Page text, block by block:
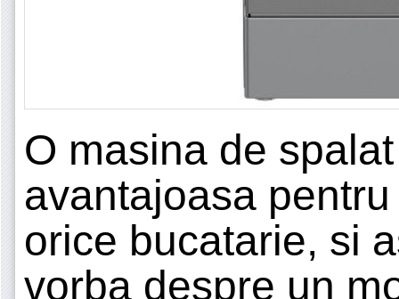
O masina de
avantajoasa
orice bucatarie, si
vorba despre un